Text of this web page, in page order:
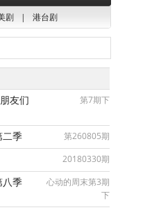
剧 | 港台剧
友们
第7期下
二季
第260805期
20180330期
八季
心动的周末第3期
下